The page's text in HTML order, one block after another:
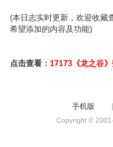
(本日志实时更新，欢迎收藏
希望添加的内容及功能)
点击查看： 17173《龙之谷
手机版 |
Copyright ©